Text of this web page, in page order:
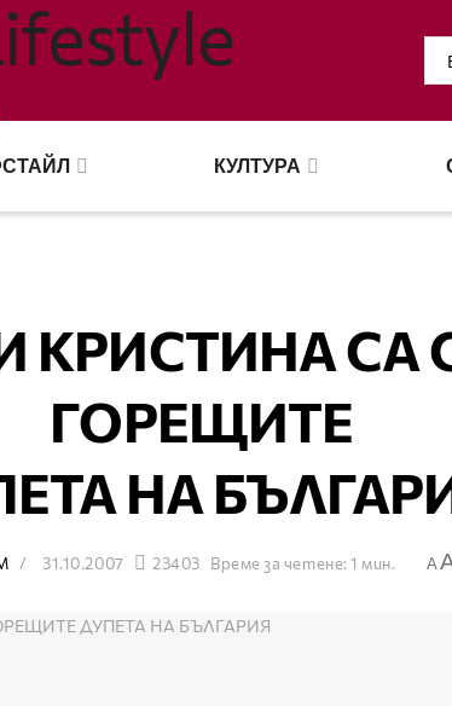
КУЛТУРА
КРИСТИНА СА
ГОРЕЩИТЕ
НА
31.10.2007 23403 Време за четене: 1 мин. A